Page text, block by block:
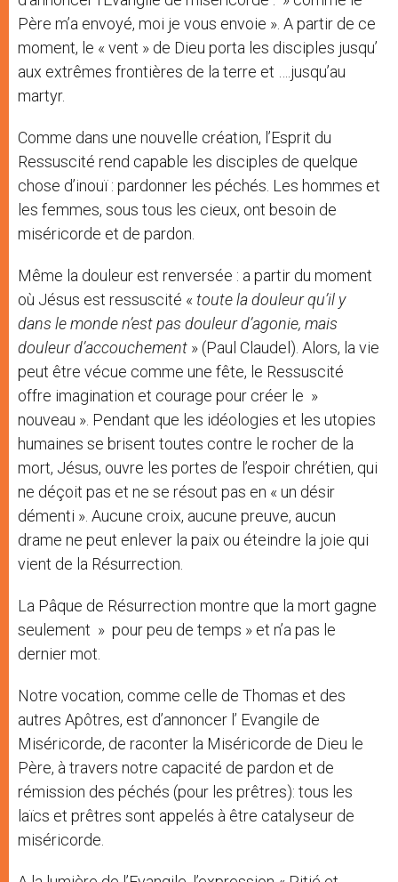
Père m’a envoyé, moi je vous envoie ». A partir de ce
moment, le « vent » de Dieu porta les disciples jusqu’
aux extrêmes frontières de la terre et ….jusqu’au
martyr.
Comme dans une nouvelle création, l’Esprit du
Ressuscité rend capable les disciples de quelque
chose d’inouï : pardonner les péchés. Les hommes et
les femmes, sous tous les cieux, ont besoin de
miséricorde et de pardon.
Même la douleur est renversée : a partir du moment
où Jésus est ressuscité « toute la douleur qu’il y
dans le monde n’est pas douleur d’agonie, mais
douleur d’accouchement » (Paul Claudel). Alors, la vie
peut être vécue comme une fête, le Ressuscité
offre imagination et courage pour créer le »
nouveau ». Pendant que les idéologies et les utopies
humaines se brisent toutes contre le rocher de la
mort, Jésus, ouvre les portes de l’espoir chrétien, qui
ne déçoit pas et ne se résout pas en « un désir
démenti ». Aucune croix, aucune preuve, aucun
drame ne peut enlever la paix ou éteindre la joie qui
vient de la Résurrection.
La Pâque de Résurrection montre que la mort gagne
seulement » pour peu de temps » et n’a pas le
dernier mot.
Notre vocation, comme celle de Thomas et des
autres Apôtres, est d’annoncer l’ Evangile de
Miséricorde, de raconter la Miséricorde de Dieu le
Père, à travers notre capacité de pardon et de
rémission des péchés (pour les prêtres): tous les
laïcs et prêtres sont appelés à être catalyseur de
miséricorde.